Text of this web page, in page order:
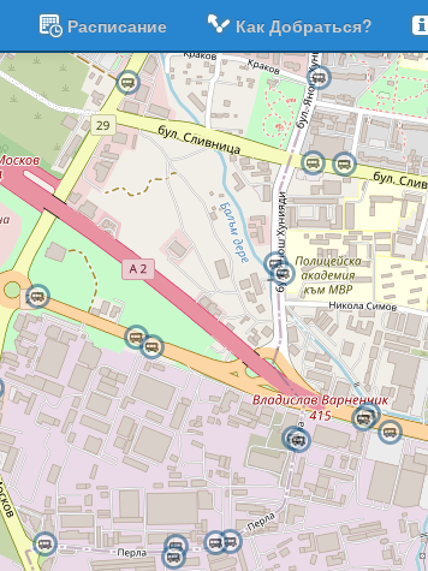
Расписание Как Добраться?